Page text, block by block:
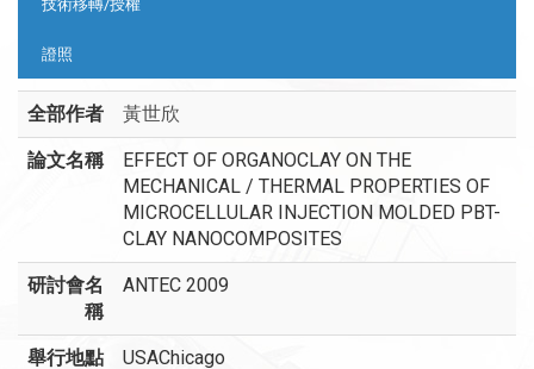
技術移轉/授權
證照
全部作者 黃世欣
論文名稱
EFFECT OF ORGANOCLAY ON THE
MECHANICAL / THERMAL PROPERTIES OF
MICROCELLULAR INJECTION MOLDED PBT-
CLAY NANOCOMPOSITES
研討會名
稱
ANTEC 2009
舉行地點 USAChicago